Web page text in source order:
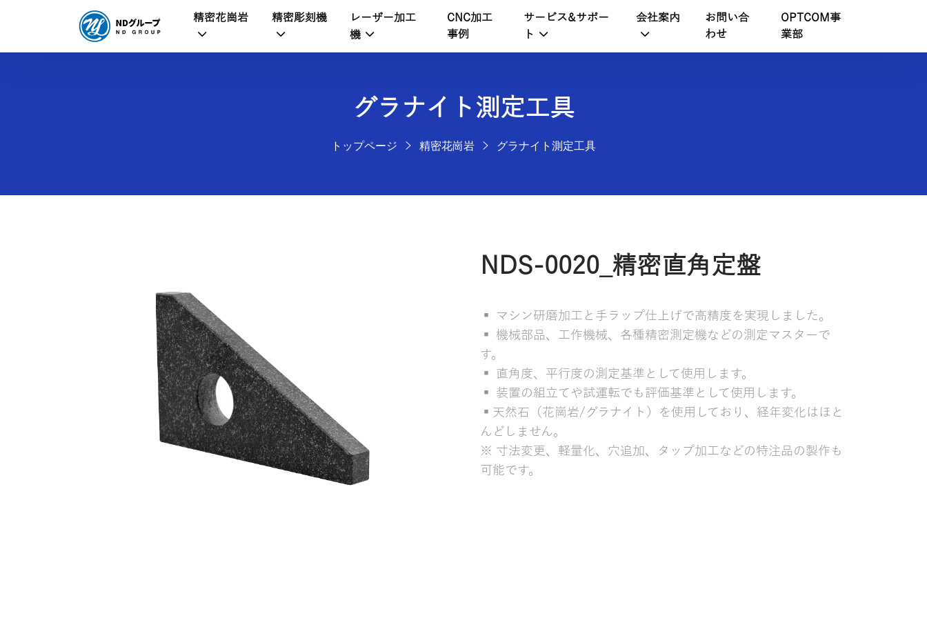
精密花崗岩 精密彫刻機
レーザー加工
機
CNC加工
事例
サービス&サポー
ト
会社案内
お問い合
わせ
OPTCOM事
業部
グラナイト測定工具
トップページ 精密花崗岩 グラナイト測定工具
NDS-0020_精密直角定盤
▪ マシン研磨加工と手ラップ仕上げで高精度を実現しました。
▪ 機械部品、工作機械、各種精密測定機などの測定マスターで
す。
▪ 直角度、平行度の測定基準として使用します。
▪ 装置の組立てや試運転でも評価基準として使用します。
▪天然石（花崗岩/グラナイト）を使用しており、経年変化はほと
んどしません。
※ 寸法変更、軽量化、穴追加、タップ加工などの特注品の製作も
可能です。